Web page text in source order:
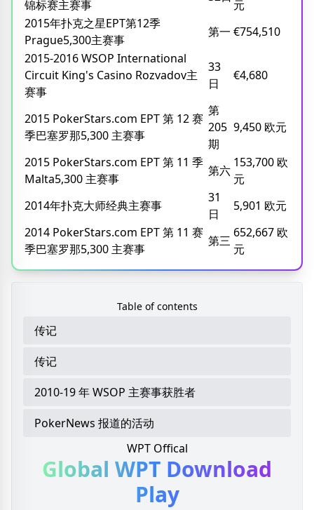
锦标赛主赛事
元
2015年扑克之星EPT第12季
Prague5,300主赛事
第一 €754,510
2015-2016 WSOP International
Circuit King's Casino Rozvadov主
赛事
33
日
€4,680
2015 PokerStars.com EPT 第 12 赛
季巴塞罗那5,300 主赛事
第
205
期
9,450 欧元
2015 PokerStars.com EPT 第 11 季
Malta5,300 主赛事
第六
153,700 欧
元
2014年扑克大师经典主赛事
31
日
5,901 欧元
2014 PokerStars.com EPT 第 11 赛
季巴塞罗那5,300 主赛事
第三
652,667 欧
元
Table of contents
传记
传记
2010-19 年 WSOP 主赛事获胜者
PokerNews 报道的活动
WPT Offical
Global WPT Download
Play